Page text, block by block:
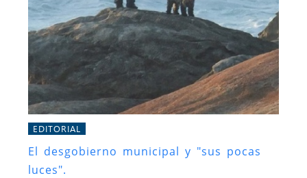
EDITORIAL
El desgobierno municipal y "sus pocas
luces".